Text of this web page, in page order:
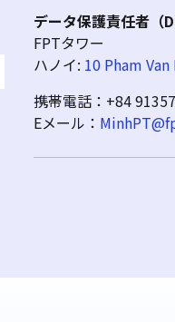
データ保護責任者（
FPTタワー
ハノイ: 10 Pham
携帯電話：+84
Eメール：